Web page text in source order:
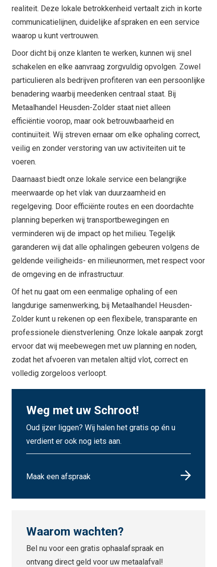
realiteit. Deze lokale betrokkenheid vertaalt zich in korte
communicatielijnen, duidelijke afspraken en een service
waarop u kunt vertrouwen.
Door dicht bij onze klanten te werken, kunnen wij snel
schakelen en elke aanvraag zorgvuldig opvolgen. Zowel
particulieren als bedrijven profiteren van een persoonlijke
benadering waarbij meedenken centraal staat. Bij
Metaalhandel Heusden-Zolder staat niet alleen
efficiëntie voorop, maar ook betrouwbaarheid en
continuïteit. Wij streven ernaar om elke ophaling correct,
veilig en zonder verstoring van uw activiteiten uit te
voeren.
Daarnaast biedt onze lokale service een belangrijke
meerwaarde op het vlak van duurzaamheid en
regelgeving. Door efficiënte routes en een doordachte
planning beperken wij transportbewegingen en
verminderen wij de impact op het milieu. Tegelijk
garanderen wij dat alle ophalingen gebeuren volgens de
geldende veiligheids- en milieunormen, met respect voor
de omgeving en de infrastructuur.
Of het nu gaat om een eenmalige ophaling of een
langdurige samenwerking, bij Metaalhandel Heusden-
Zolder kunt u rekenen op een flexibele, transparante en
professionele dienstverlening. Onze lokale aanpak zorgt
ervoor dat wij meebewegen met uw planning en noden,
zodat het afvoeren van metalen altijd vlot, correct en
volledig zorgeloos verloopt.
Weg met uw Schroot!
Oud ijzer liggen? Wij halen het gratis op én u
verdient er ook nog iets aan.
Maak een afspraak
Waarom wachten?
Bel nu voor een gratis ophaalafspraak en
ontvang direct geld voor uw metaalafval!